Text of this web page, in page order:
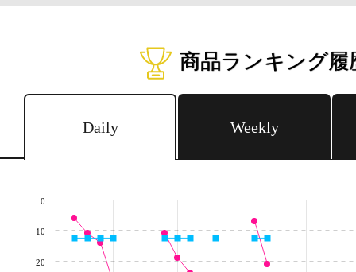
商品ランキング履
Daily Weekly
0
10
20